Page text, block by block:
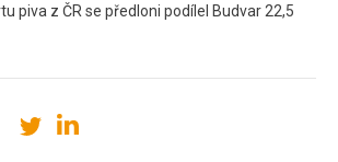
piva z ČR se předloni podílel Budvar 22,5